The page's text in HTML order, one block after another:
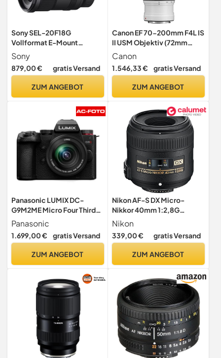
Sony SEL-20F18G
Vollformat E-Mount
Objektiv (FE 20mm F1.8,
Ultraweitwinkel, leicht),
schwarz
Sony
879,00 € gratis Versand
ZUM ANGEBOT
Canon EF 70-200mm F4L IS
II USM Objektiv (72mm
Filtergewinde) schwarz
Canon
1.546,33 € gratis Versand
ZUM ANGEBOT
Panasonic LUMIX DC-
G9M2ME Micro Four Thirds
spiegellose Kamera Lumix
G Vario 12-60mm F3.5-5.6
Objektiv, 25,2MP, 4K
30p/25p, Phasen-Hybrid-
Panasonic
1.699,00 € gratis Versand
ZUM ANGEBOT
Nikon AF-S DX Micro-
Nikkor 40mm 1:2,8G
Objektiv
Nikon
339,00 € gratis Versand
ZUM ANGEBOT